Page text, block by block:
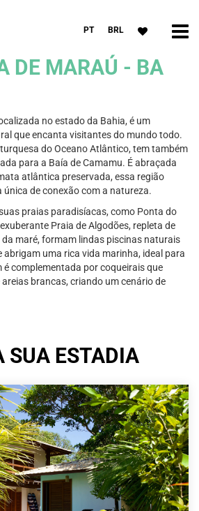
PT BRL
DE MARAÚ - BA
no estado da Bahia, é um
que encanta visitantes do mundo todo.
do Oceano Atlântico, tem também
para a Baía de Camamu. É abraçada
atlântica preservada, essa região
única de conexão com a natureza.
praias paradisíacas, como Ponta do
Praia de Algodões, repleta de
maré, formam lindas piscinas naturais
abrigam uma rica vida marinha, ideal para
é complementada por coqueirais que
brancas, criando um cenário de
SUA ESTADIA